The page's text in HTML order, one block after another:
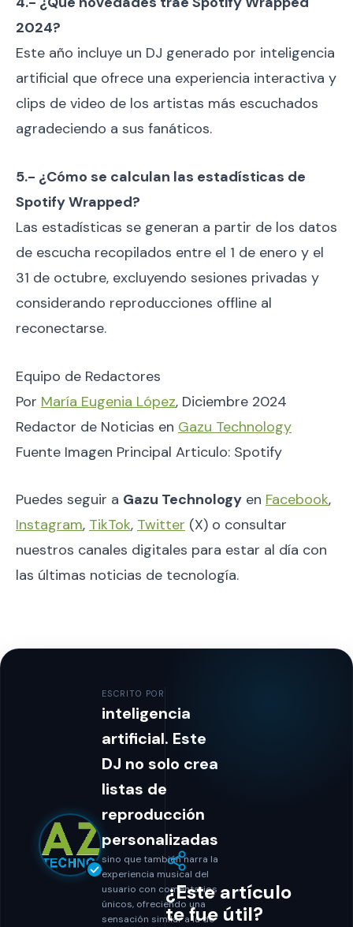
2024?
Este año incluye un DJ generado por inteligencia
artificial que ofrece una experiencia interactiva y
clips de video de los artistas más escuchados
agradeciendo a sus fanáticos.
5.- ¿Cómo se calculan las estadísticas de
Spotify Wrapped?
Las estadísticas se generan a partir de los datos
de escucha recopilados entre el 1 de enero y el
31 de octubre, excluyendo sesiones privadas y
considerando reproducciones offline al
reconectarse.
Equipo de Redactores
Por María Eugenia López, Diciembre 2024
Redactor de Noticias en Gazu Technology
Fuente Imagen Principal Articulo: Spotify
Puedes seguir a Gazu Technology en Facebook,
Instagram, TikTok, Twitter (X) o consultar
nuestros canales digitales para estar al día con
las últimas noticias de tecnología.
ESCRITO POR
inteligencia
artificial. Este
DJ no solo crea
listas de
reproducción
personalizadas
sino que también narra la
experiencia musical del
usuario con comentarios
únicos, ofreciendo una
sensación similar a la de
¿Este artículo
te fue útil?